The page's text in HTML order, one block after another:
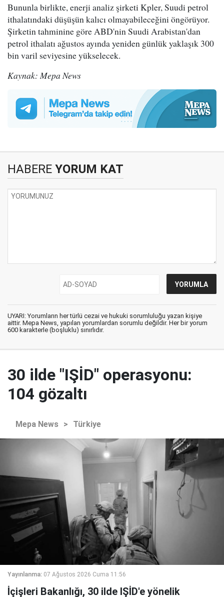
Bununla birlikte, enerji analiz şirketi Kpler, Suudi petrol
ithalatındaki düşüşün kalıcı olmayabileceğini öngörüyor.
Şirketin tahminine göre ABD'nin Suudi Arabistan'dan
petrol ithalatı ağustos ayında yeniden günlük yaklaşık 300
bin varil seviyesine yükselecek.
Kaynak: Mepa News
HABERE YORUM KAT
UYARI: Yorumların her türlü cezai ve hukuki sorumluluğu yazan kişiye
aittir. Mepa News, yapılan yorumlardan sorumlu değildir. Her bir yorum
600 karakterle (boşluklu) sınırlıdır.
30 ilde "IŞİD" operasyonu:
104 gözaltı
Mepa News > Türkiye
Yayınlanma: 07 Ağustos 2026 Cuma 11:56
İçişleri Bakanlığı, 30 ilde IŞİD'e yönelik